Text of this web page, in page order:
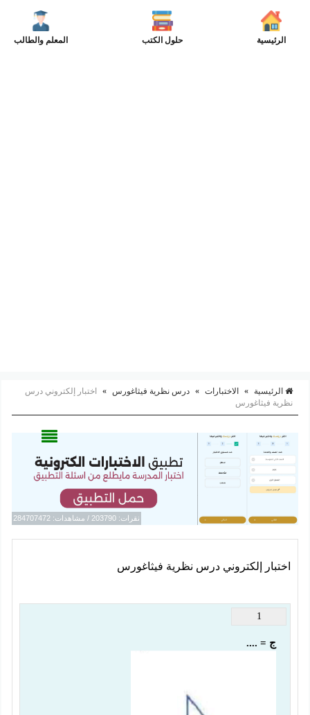
الرئيسية حلول الكتب المعلم والطالب
الرئيسية » الاختبارات » درس نظرية فيثاغورس »
اختبار إلكتروني درس
نظرية فيثاغورس
نقرات: 203790 / مشاهدات: 284707472
اختبار إلكتروني درس نظرية فيثاغورس
1
ج = ....